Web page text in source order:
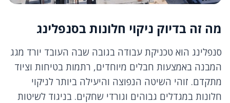
מה זה בדיוק ניקוי חלונות בסנפלינג
סנפלינג הוא טכניקת עבודה בגובה שבה העובד יורד מגג
המבנה באמצעות חבלים מיוחדים, רתמות בטיחות וציוד
מתקדם. זוהי השיטה הנפוצה והיעילה ביותר לניקוי
חלונות במגדלים גבוהים וגורדי שחקים. בניגוד לשיטות